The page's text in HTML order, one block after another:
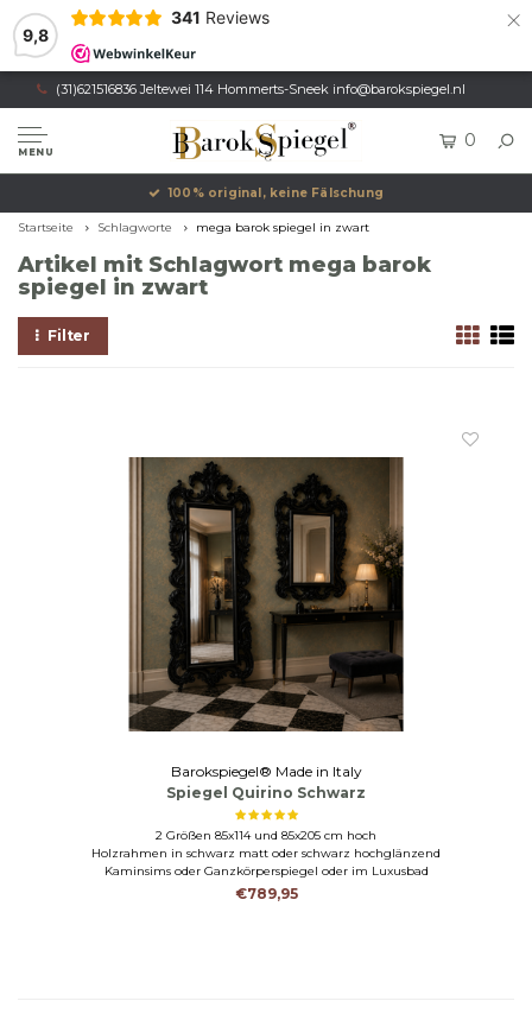
9,8
341 Reviews ×
(31)621516836 Jeltewei 114 Hommerts-Sneek info@barokspiegel.nl
MENU
0
100% original, keine Fälschung
Startseite Schlagworte mega barok spiegel in zwart
Artikel mit Schlagwort mega barok
spiegel in zwart
Filter
Barokspiegel® Made in Italy
Spiegel Quirino Schwarz
2 Größen 85x114 und 85x205 cm hoch
Holzrahmen in schwarz matt oder schwarz hochglänzend
Kaminsims oder Ganzkörperspiegel oder im Luxusbad
€789,95